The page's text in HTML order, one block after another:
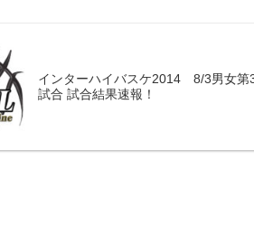
インターハイバスケ2014 8/3男女第
試合 試合結果速報！